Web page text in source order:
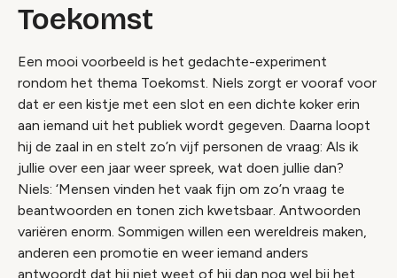
Toekomst
Een mooi voorbeeld is het gedachte-experiment
rondom het thema Toekomst. Niels zorgt er vooraf voor
dat er een kistje met een slot en een dichte koker erin
aan iemand uit het publiek wordt gegeven. Daarna loopt
hij de zaal in en stelt zo’n vijf personen de vraag: Als ik
jullie over een jaar weer spreek, wat doen jullie dan?
Niels: ‘Mensen vinden het vaak fijn om zo’n vraag te
beantwoorden en tonen zich kwetsbaar. Antwoorden
variëren enorm. Sommigen willen een wereldreis maken,
anderen een promotie en weer iemand anders
antwoordt dat hij niet weet of hij dan nog wel bij het